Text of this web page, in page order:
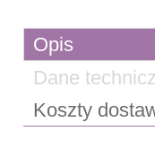
Opis
Dane
Koszty
Cena nie zawiera